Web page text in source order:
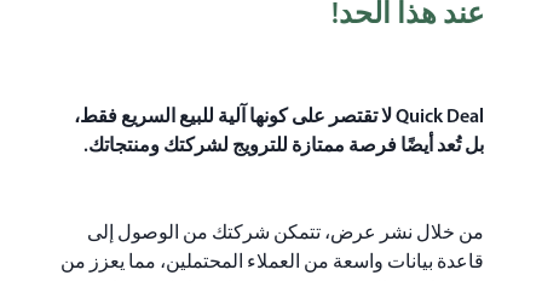
عند هذا الحد!
Quick Deal‏ لا تقتصر على كونها آلية للبيع السريع فقط،
بل تُعد أيضًا فرصة ممتازة للترويج لشركتك ومنتجاتك.
من خلال نشر عرض، تتمكن شركتك من الوصول إلى
قاعدة بيانات واسعة من العملاء المحتملين، مما يعزز من